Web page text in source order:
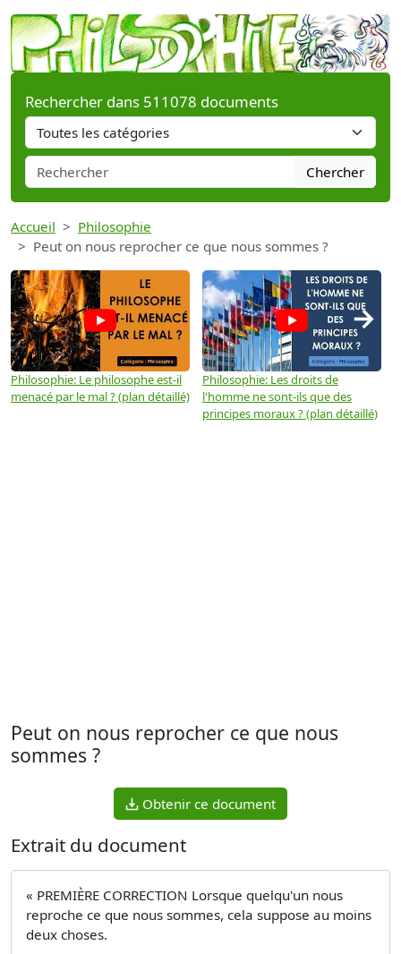
Rechercher dans 511078 documents
Chercher
Accueil
Philosophie
Peut on nous reprocher ce que nous sommes ?
Philosophie: Le philosophe est-il
menacé par le mal ? (plan détaillé)
Philosophie: Les droits de
l'homme ne sont-ils que des
principes moraux ? (plan détaillé)
→
Peut on nous reprocher ce que nous
sommes ?
Obtenir ce document
Extrait du document
« PREMIÈRE CORRECTION Lorsque quelqu'un nous
reproche ce que nous sommes, cela suppose au moins
deux choses.